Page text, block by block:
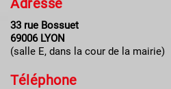
33 rue Bossuet
69006 LYON
(salle E, dans la cour de la mairie)
Téléphone